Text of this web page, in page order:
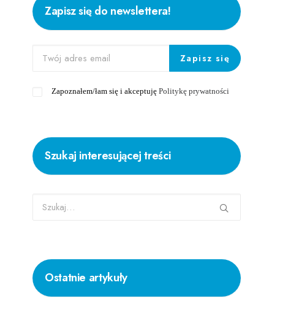
Zapisz się do newslettera!
Zapoznałem/łam się i akceptujęPolitykę prywatności
Szukaj interesującej treści
Ostatnie artykuły